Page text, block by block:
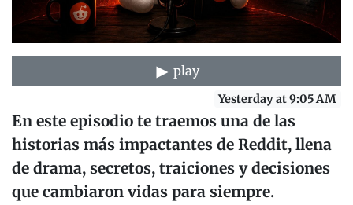
play
Yesterday at 9:05 AM
En este episodio te traemos una de las
historias más impactantes de Reddit, llena
de drama, secretos, traiciones y decisiones
que cambiaron vidas para siempre.